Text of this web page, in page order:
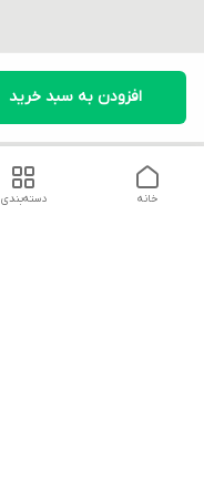
افزودن به سبد خرید
دسته‌بندی خانه